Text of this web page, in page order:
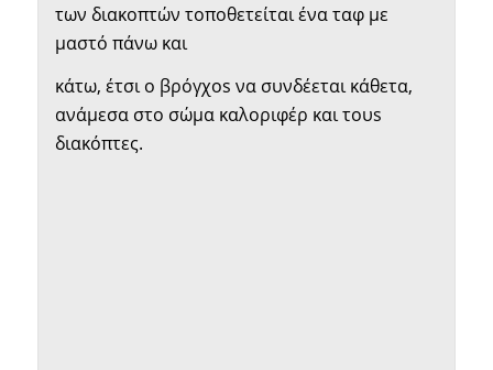
των διακοπτών τοποθετείται ένα ταφ με
μαστό πάνω και
κάτω, έτσι ο βρόγχοs να συνδέεται κάθετα,
ανάμεσα στο σώμα καλοριφέρ και τουs
διακόπτες.